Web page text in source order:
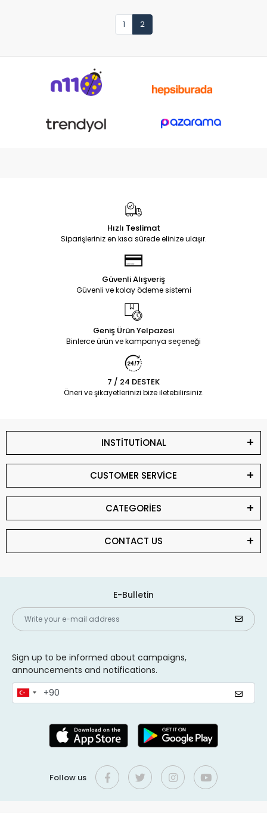
1 2
Hızlı Teslimat
Siparişleriniz en kısa sürede elinize ulaşır.
Güvenli Alışveriş
Güvenli ve kolay ödeme sistemi
Geniş Ürün Yelpazesi
Binlerce ürün ve kampanya seçeneği
7 / 24 DESTEK
Öneri ve şikayetlerinizi bize iletebilirsiniz.
INSTİTUTİONAL
CUSTOMER SERVİCE
CATEGORİES
CONTACT US
E-Bulletin
Sign up to be informed about campaigns,
announcements and notifications.
Follow us